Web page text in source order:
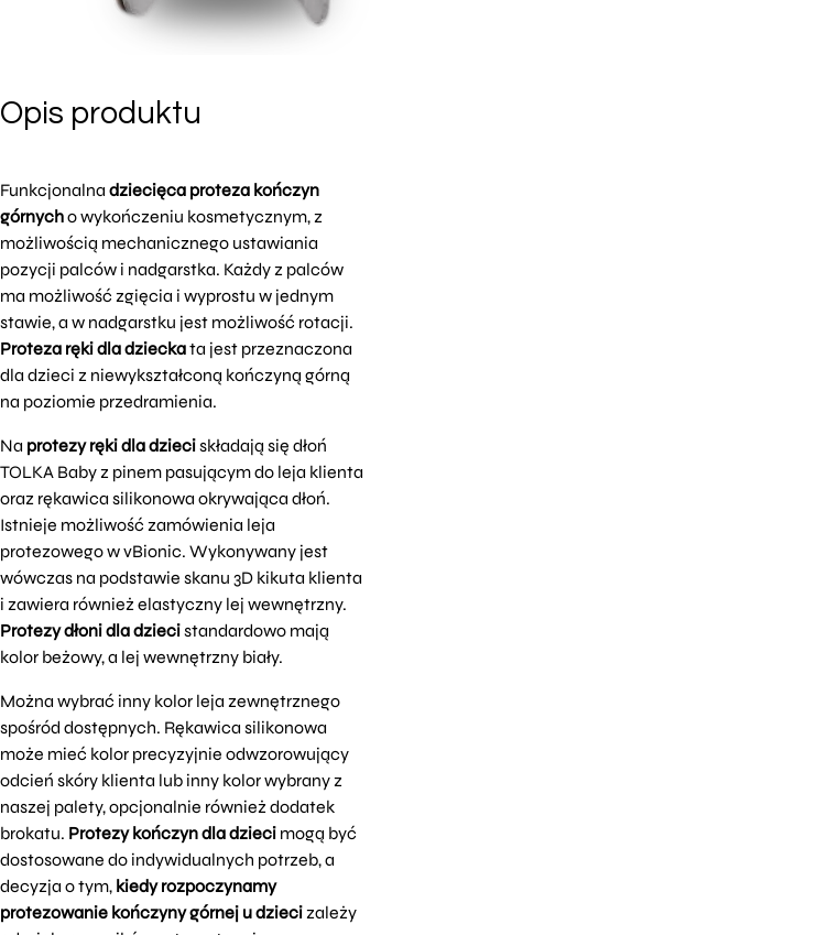
Opis produktu
Funkcjonalna dziecięca proteza kończyn
górnycho wykończeniu kosmetycznym, z
możliwością mechanicznego ustawiania
pozycji palców i nadgarstka. Każdy z palców
ma możliwość zgięcia i wyprostu w jednym
stawie, a w nadgarstku jest możliwość rotacji.
Proteza ręki dla dzieckata jest przeznaczona
dla dzieci z niewykształconą kończyną górną
na poziomie przedramienia.
Na protezy ręki dla dzieciskładają się dłoń
TOLKA Baby z pinem pasującym do leja klienta
oraz rękawica silikonowa okrywająca dłoń.
Istnieje możliwość zamówienia leja
protezowego w vBionic. Wykonywany jest
wówczas na podstawie skanu 3D kikuta klienta
i zawiera również elastyczny lej wewnętrzny.
Protezy dłoni dla dziecistandardowo mają
kolor beżowy, a lej wewnętrzny biały.
Można wybrać inny kolor leja zewnętrznego
spośród dostępnych. Rękawica silikonowa
może mieć kolor precyzyjnie odwzorowujący
odcień skóry klienta lub inny kolor wybrany z
naszej palety, opcjonalnie również dodatek
brokatu. Protezy kończyn dla dzieci mogą być
dostosowane do indywidualnych potrzeb, a
decyzja o tym, kiedy rozpoczynamy
protezowanie kończyny górnej u dziecizależy